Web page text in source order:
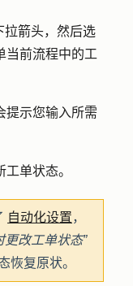
拉箭头，然后选
当前流程中的工
提示您输入所需
单状态。
自动化设置，
更改工单状态”
恢复原状。